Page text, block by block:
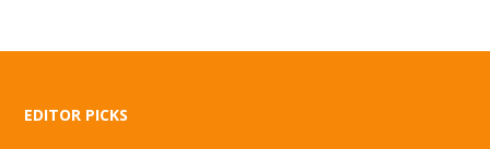
EDITOR PICKS